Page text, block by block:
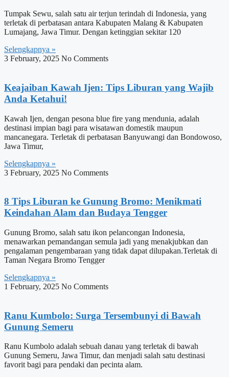
Tumpak Sewu, salah satu air terjun terindah di Indonesia, yang
terletak di perbatasan antara Kabupaten Malang & Kabupaten
Lumajang, Jawa Timur. Dengan ketinggian sekitar 120
Selengkapnya »
3 February, 2025 No Comments
Keajaiban Kawah Ijen: Tips Liburan yang Wajib
Anda Ketahui!
Kawah Ijen, dengan pesona blue fire yang mendunia, adalah
destinasi impian bagi para wisatawan domestik maupun
mancanegara. Terletak di perbatasan Banyuwangi dan Bondowoso,
Jawa Timur,
Selengkapnya »
3 February, 2025 No Comments
8 Tips Liburan ke Gunung Bromo: Menikmati
Keindahan Alam dan Budaya Tengger
Gunung Bromo, salah satu ikon pelancongan Indonesia,
menawarkan pemandangan semula jadi yang menakjubkan dan
pengalaman pengembaraan yang tidak dapat dilupakan.Terletak di
Taman Negara Bromo Tengger
Selengkapnya »
1 February, 2025 No Comments
Ranu Kumbolo: Surga Tersembunyi di Bawah
Gunung Semeru
Ranu Kumbolo adalah sebuah danau yang terletak di bawah
Gunung Semeru, Jawa Timur, dan menjadi salah satu destinasi
favorit bagi para pendaki dan pecinta alam.